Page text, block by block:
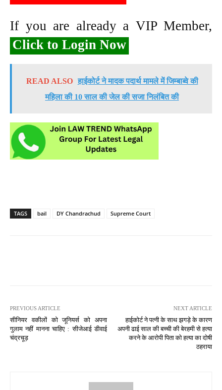
If you are already a VIP Member,
Click to Login Now
READ ALSO हाईकोर्ट ने मादक पदार्थ मामले में जिम्बाब्वे की
महिला की 10 साल की जेल की सजा निलंबित की
TAGS bail DY Chandrachud Supreme Court
PREVIOUS ARTICLE
सीनियर वकीलों को जूनियर्स को अपना
गुलाम नहीं मानना चाहिए : सीजेआई डीवाई
चंद्रचूड़
NEXT ARTICLE
हाईकोर्ट ने पत्नी के साथ झगड़े के कारण
अपनी ढाई साल की बच्ची की बेरहमी से हत्या
करने के आरोपी पिता को हत्या का दोषी
ठहराया